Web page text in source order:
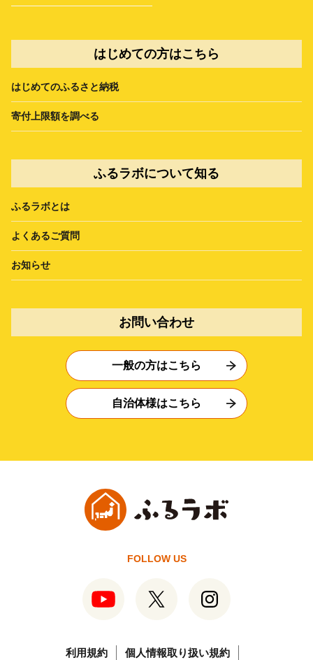
はじめての方はこちら
はじめてのふるさと納税
寄付上限額を調べる
ふるラボについて知る
ふるラボとは
よくあるご質問
お知らせ
お問い合わせ
一般の方はこちら
自治体様はこちら
FOLLOW US
利用規約 個人情報取り扱い規約